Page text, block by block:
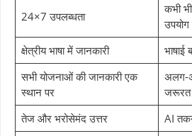
24×7 उपलब्धता
कभी
क्षेत्रीय भाषा में जानकारी
भाषाई
सभी योजनाओं की जानकारी एक
स्थान पर
अलग-
जरूरत
तेज और भरोसेमंद उत्तर
AI